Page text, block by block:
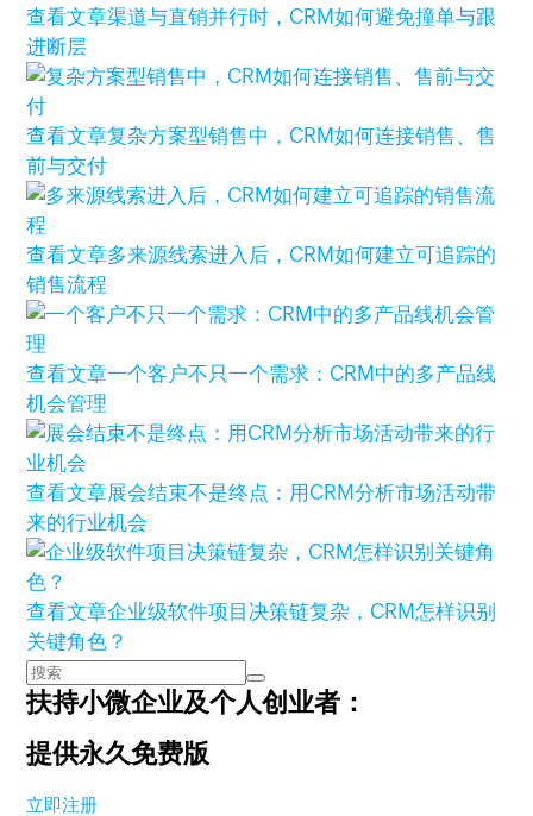
查看文章渠道与直销并行时，CRM如何避免撞单与跟
进断层
查看文章复杂方案型销售中，CRM如何连接销售、售
前与交付
查看文章多来源线索进入后，CRM如何建立可追踪的
销售流程
查看文章一个客户不只一个需求：CRM中的多产品线
机会管理
查看文章展会结束不是终点：用CRM分析市场活动带
来的行业机会
查看文章企业级软件项目决策链复杂，CRM怎样识别
关键角色？
扶持小微企业及个人创业者：
提供永久免费版
立即注册